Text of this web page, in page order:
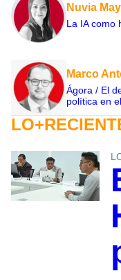
Nuvia
La IA como
Marco
Ágora / El
política en